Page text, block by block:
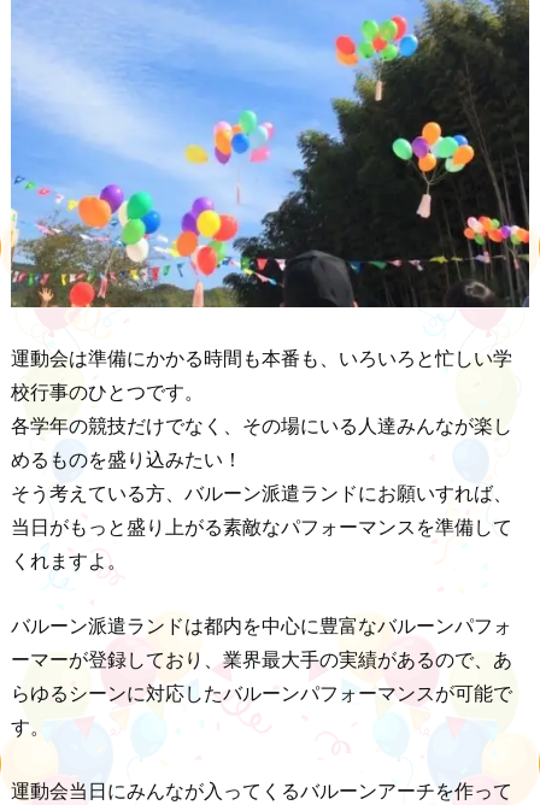
運動会は準備にかかる時間も本番も、いろいろと忙しい学
校行事のひとつです。
各学年の競技だけでなく、その場にいる人達みんなが楽し
めるものを盛り込みたい！
そう考えている方、バルーン派遣ランドにお願いすれば、
当日がもっと盛り上がる素敵なパフォーマンスを準備して
くれますよ。
バルーン派遣ランドは都内を中心に豊富なバルーンパフォ
ーマーが登録しており、業界最大手の実績があるので、あ
らゆるシーンに対応したバルーンパフォーマンスが可能で
す。
運動会当日にみんなが入ってくるバルーンアーチを作って